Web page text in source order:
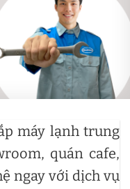
máy lạnh trung
quán cafe,
ngay với dịch vụ